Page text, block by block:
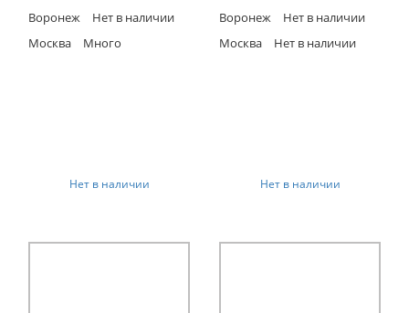
Воронеж
Нет в наличии
Москва
Много
Нет в наличии
Воронеж
Нет в наличии
Москва
Нет в наличии
Нет в наличии